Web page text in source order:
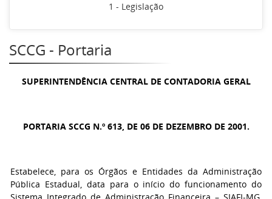
1 - Legislação
SCCG - Portaria
SUPERINTENDÊNCIA CENTRAL DE CONTADORIA GERAL
PORTARIA SCCG N.º 613, DE 06 DE DEZEMBRO DE 2001.
Estabelece, para os Órgãos e Entidades da Administração
Pública Estadual, data para o início do funcionamento do